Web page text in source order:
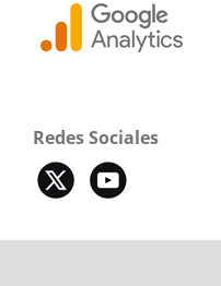
Redes Sociales